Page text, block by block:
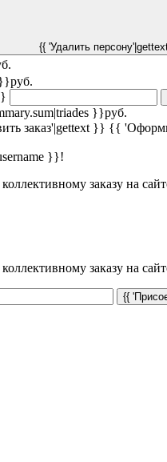
{{ 'Удалить
руб.
}}руб.
заказ'|gettext }} {{
}}!
заказу на
заказу на
{{